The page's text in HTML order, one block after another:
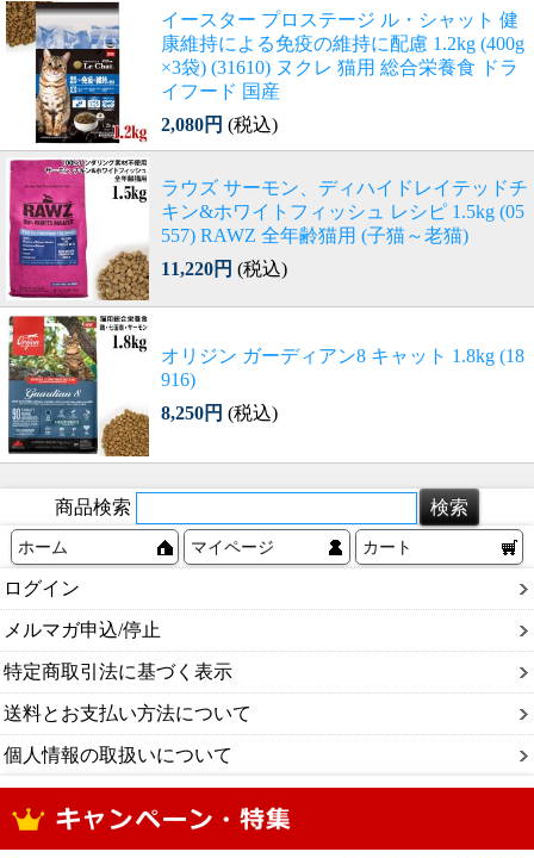
イースター プロステージ ル・シャット 健
康維持による免疫の維持に配慮 1.2kg (400g
×3袋) (31610) ヌクレ 猫用 総合栄養食 ドラ
イフード 国産
2,080円 (税込)
ラウズ サーモン、ディハイドレイテッドチ
キン&ホワイトフィッシュ レシピ 1.5kg (05
557) RAWZ 全年齢猫用 (子猫～老猫)
11,220円 (税込)
オリジン ガーディアン8 キャット 1.8kg (18
916)
8,250円 (税込)
商品検索
ホーム マイページ カート
ログイン
メルマガ申込/停止
特定商取引法に基づく表示
送料とお支払い方法について
個人情報の取扱いについて